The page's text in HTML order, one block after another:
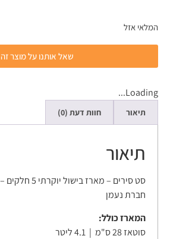
המלאי אזל
שאל אותנו על מוצר זה
Loading...
תיאור חוות דעת (0)
תיאור
חברת נעמן
המארז כולל:
סוטאז 28 ס"מ | 4.1 ליטר